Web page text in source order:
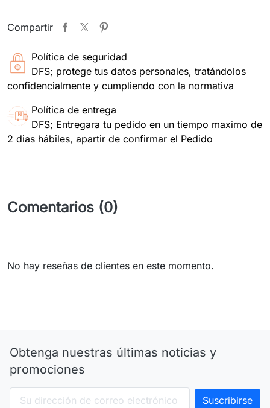
Compartir
Política de seguridad
DFS; protege tus datos personales, tratándolos
confidencialmente y cumpliendo con la normativa
Política de entrega
DFS; Entregara tu pedido en un tiempo maximo de
2 dias hábiles, apartir de confirmar el Pedido
Comentarios (0)
No hay reseñas de clientes en este momento.
Obtenga nuestras últimas noticias y
promociones